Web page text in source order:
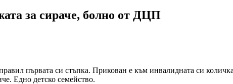
за сираче, болно от ДЦП
първата си стъпка. Прикован е към инвалидната си
Едно детско семейство.